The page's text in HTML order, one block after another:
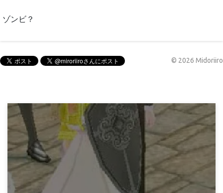
ゾンビ？
© 2026 Midoriiro